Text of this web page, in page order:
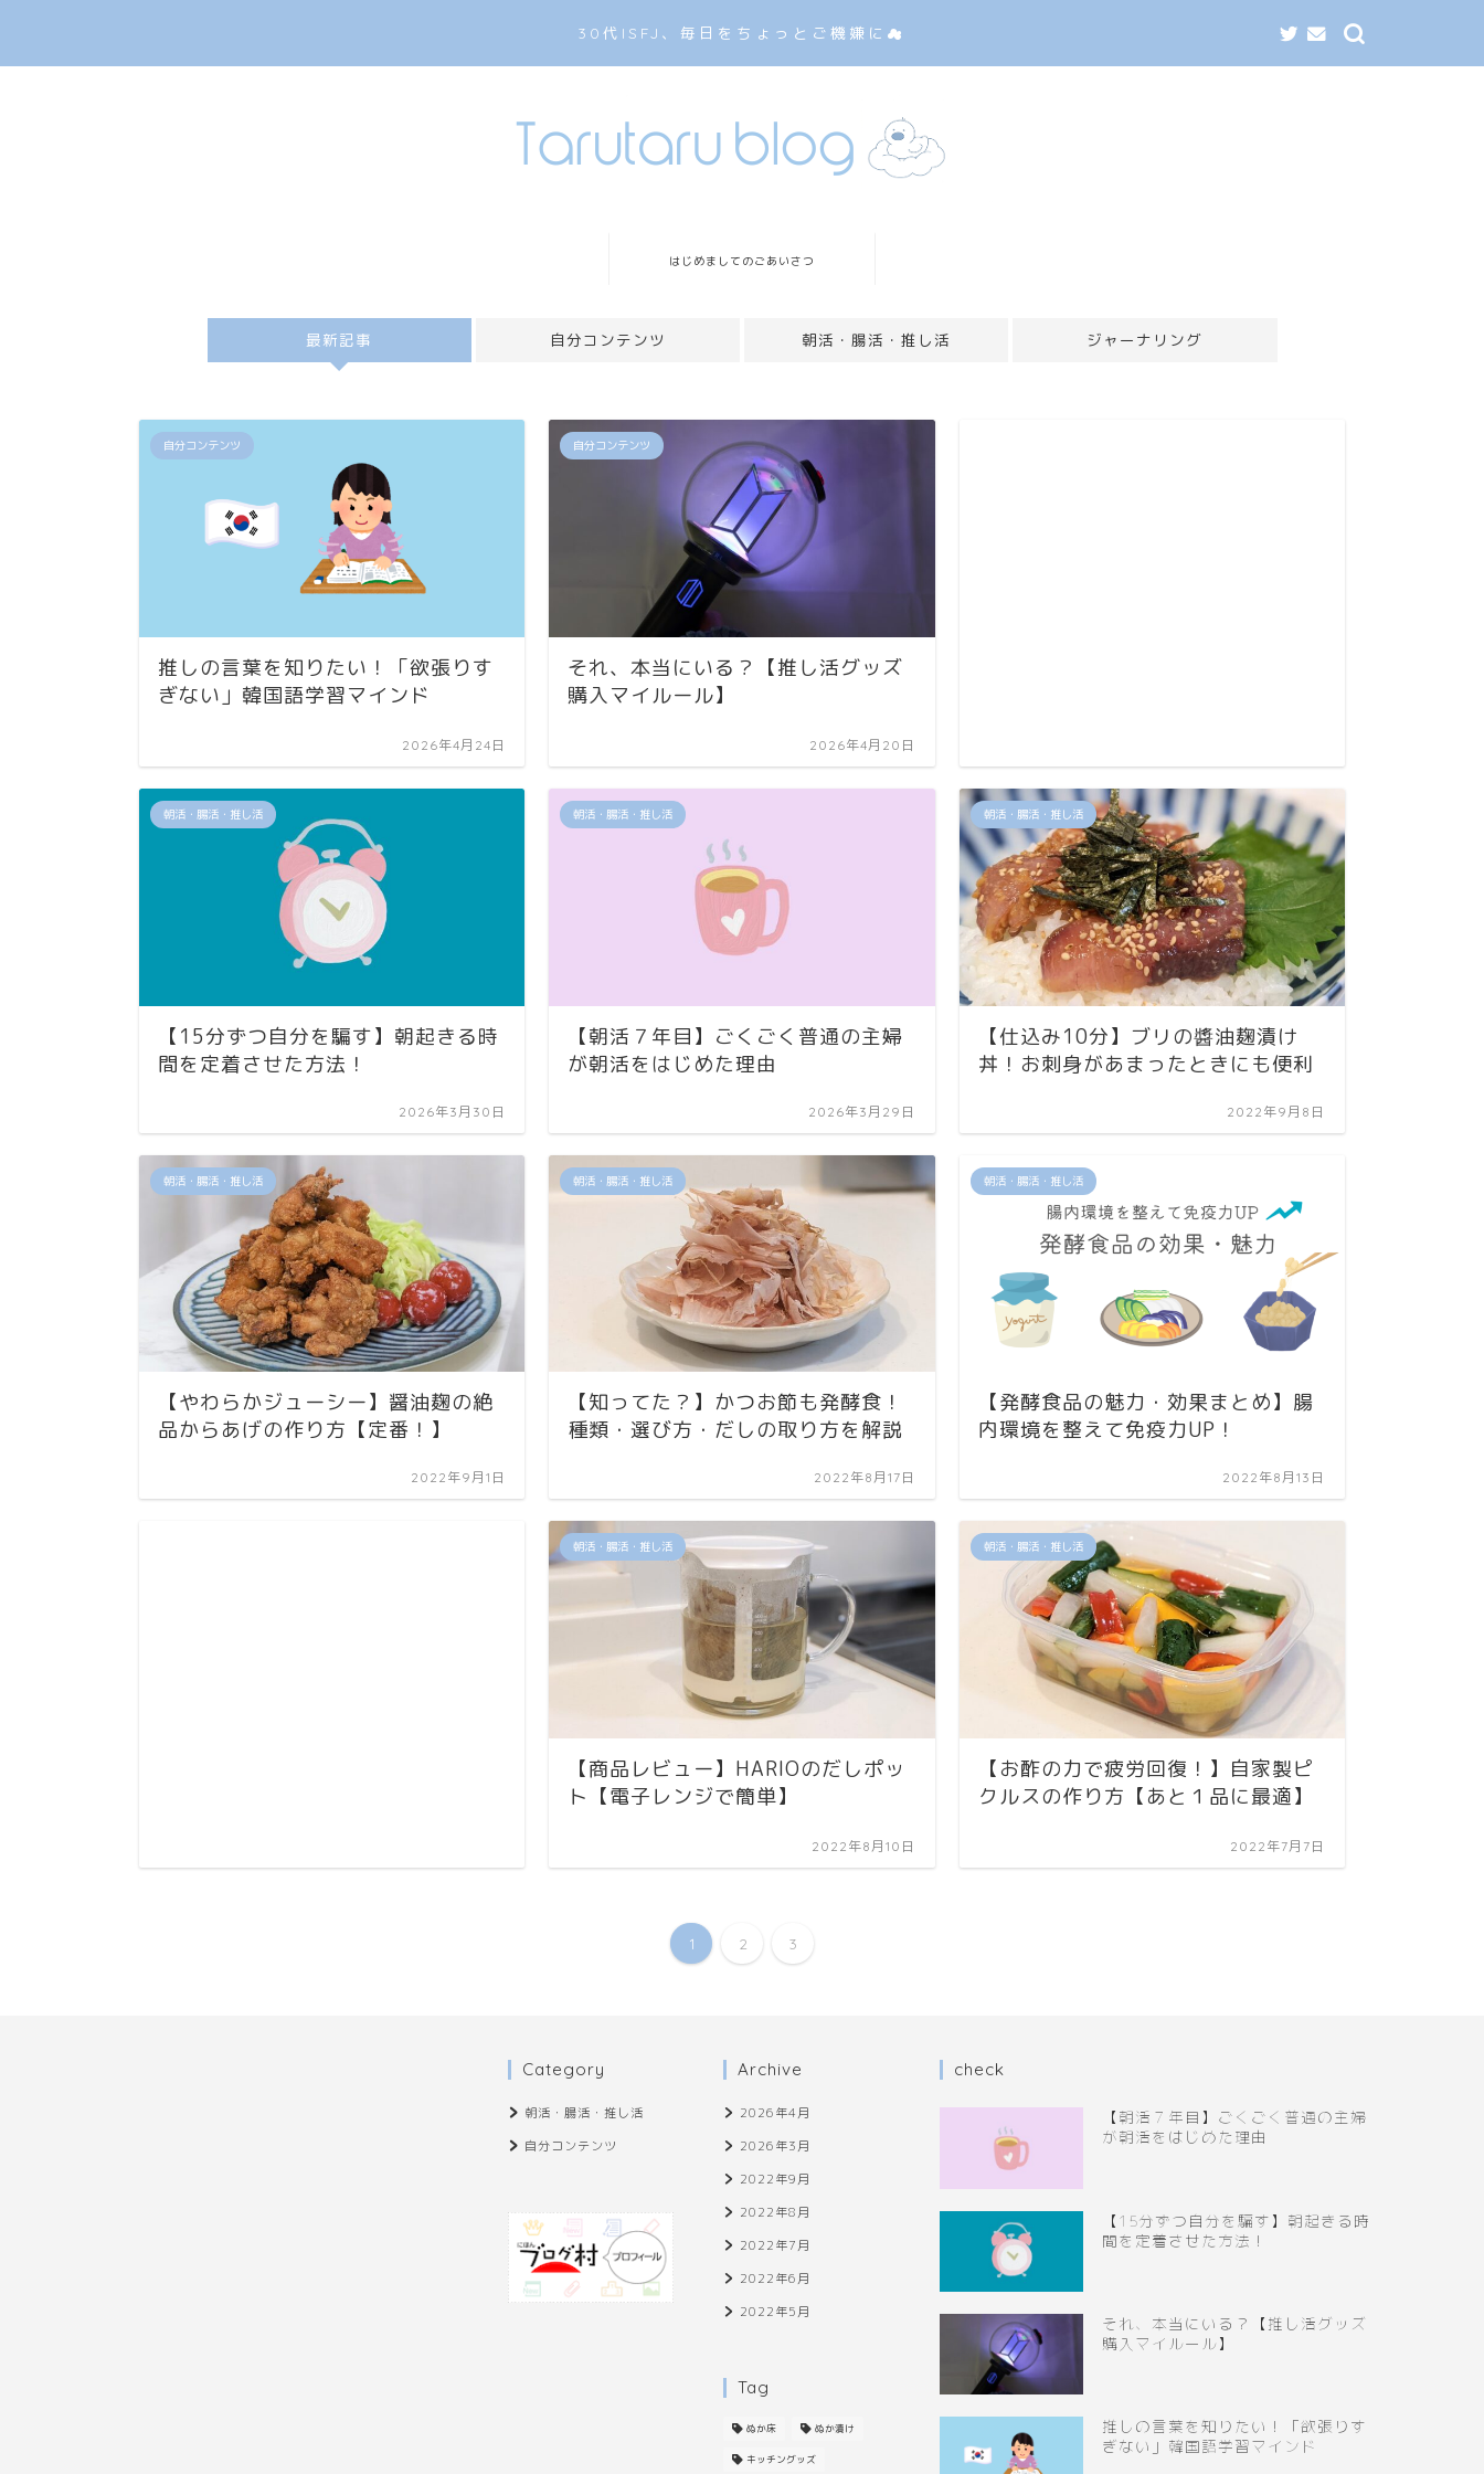
30代ISFJ、毎日をちょっとご機嫌に☁
はじめましてのごあいさつ
最新記事 自分コンテンツ 朝活・腸活・推し活 ジャーナリング
自分コンテンツ
推しの言葉を知りたい！「欲張りす
ぎない」韓国語学習マインド
2026年4月24日
自分コンテンツ
それ、本当にいる？【推し活グッズ
購入マイルール】
2026年4月20日
朝活・腸活・推し活
【15分ずつ自分を騙す】朝起きる時
間を定着させた方法！
2026年3月30日
朝活・腸活・推し活
【朝活７年目】ごくごく普通の主婦
が朝活をはじめた理由
2026年3月29日
朝活・腸活・推し活
【仕込み10分】ブリの醬油麹漬け
丼！お刺身があまったときにも便利
2022年9月8日
朝活・腸活・推し活
【やわらかジューシー】醤油麹の絶
品からあげの作り方【定番！】
2022年9月1日
朝活・腸活・推し活
【知ってた？】かつお節も発酵食！
種類・選び方・だしの取り方を解説
2022年8月17日
朝活・腸活・推し活
【発酵食品の魅力・効果まとめ】腸
内環境を整えて免疫力UP！
2022年8月13日
朝活・腸活・推し活
【商品レビュー】HARIOのだしポッ
ト【電子レンジで簡単】
2022年8月10日
朝活・腸活・推し活
【お酢の力で疲労回復！】自家製ピ
クルスの作り方【あと１品に最適】
2022年7月7日
1 2 3
Category
朝活・腸活・推し活
自分コンテンツ
Archive
2026年4月
2026年3月
2022年9月
2022年8月
2022年7月
2022年6月
2022年5月
Tag
ぬか床 ぬか漬け
キッチングッズ
check
【朝活７年目】ごくごく普通の主婦
が朝活をはじめた理由
【15分ずつ自分を騙す】朝起きる時
間を定着させた方法！
それ、本当にいる？【推し活グッズ
購入マイルール】
推しの言葉を知りたい！「欲張りす
ぎない」韓国語学習マインド